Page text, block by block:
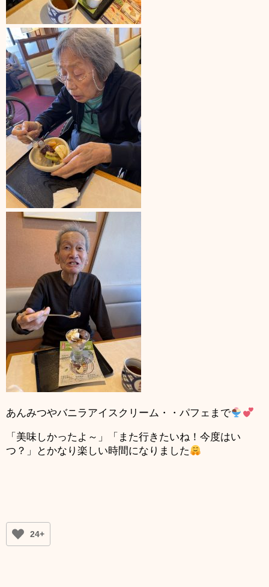
あんみつやバニラアイスクリーム・・パフェまで
「美味しかったよ～」「また行きたいね！今度はい
つ？」とかなり楽しい時間になりました
24+